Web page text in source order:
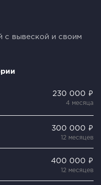
с вывеской и своим
230 000 ₽
4 месяца
300 000 ₽
12 месяцев
400 000 ₽
12 месяцев